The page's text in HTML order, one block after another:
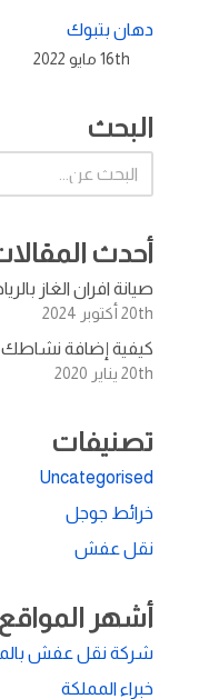
دهان بتبوك
16th مايو 2022
البحث
أحدث
صيانة افران الغاز
20th أكتوبر 2024
كيفية إضافة نشاطك
20th يناير 2020
تصنيفات
Uncategorised
خرائط جوجل
نقل عفش
أشهر
شركة نقل عفش
خبراء المملكة